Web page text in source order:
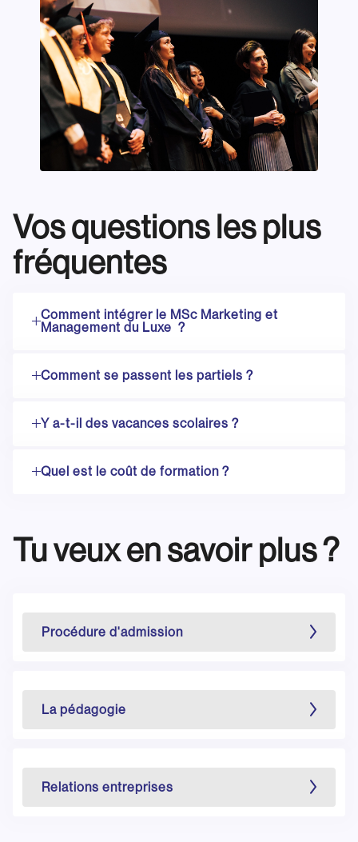
Vos questions les plus
fréquentes
Comment intégrer le MSc Marketing et
Management du Luxe ?
Comment se passent les partiels ?
Y a-t-il des vacances scolaires ?
Quel est le coût de formation ?
Tu veux en savoir plus ?
Procédure d'admission
La pédagogie
Relations entreprises